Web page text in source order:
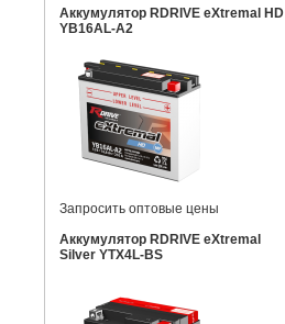
Аккумулятор RDRIVE eXtremal HD
YB16AL-A2
Запросить оптовые цены
Аккумулятор RDRIVE eXtremal
Silver YTX4L-BS